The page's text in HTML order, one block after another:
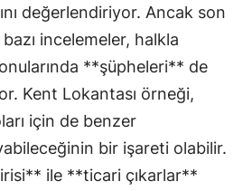
değerlendiriyor. Ancak son
incelemeler, halkla
**şüpheleri** de
Kent Lokantası örneği,
için de benzer
bir işareti olabilir.
ile **ticari çıkarlar**